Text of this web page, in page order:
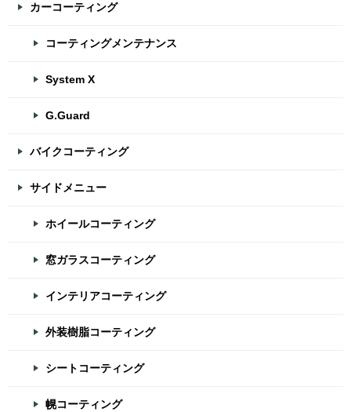
カーコーティング
コーティングメンテナンス
System X
G.Guard
バイクコーティング
サイドメニュー
ホイールコーティング
窓ガラスコーティング
インテリアコーティング
外装樹脂コーティング
シートコーティング
幌コーティング